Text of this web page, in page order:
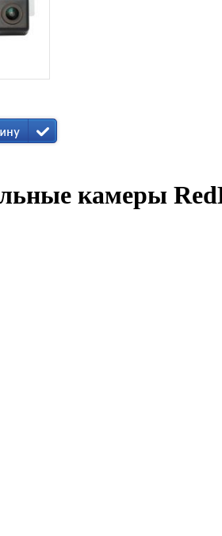
камеры